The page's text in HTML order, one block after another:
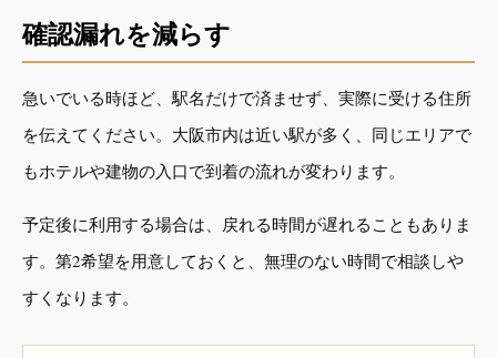
確認漏れを減らす
急いでいる時ほど、駅名だけで済ませず、実際に受ける住所
を伝えてください。大阪市内は近い駅が多く、同じエリアで
もホテルや建物の入口で到着の流れが変わります。
予定後に利用する場合は、戻れる時間が遅れることもありま
す。第2希望を用意しておくと、無理のない時間で相談しや
すくなります。